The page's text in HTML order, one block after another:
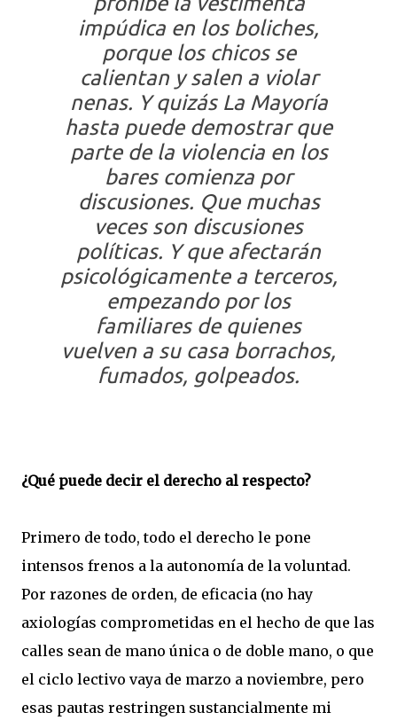
impúdica en los boliches,
porque los chicos se
calientan y salen a violar
nenas. Y quizás La Mayoría
hasta puede demostrar que
parte de la violencia en los
bares comienza por
discusiones. Que muchas
veces son discusiones
políticas. Y que afectarán
psicológicamente a terceros,
empezando por los
familiares de quienes
vuelven a su casa borrachos,
fumados, golpeados.
¿Qué puede decir el derecho al respecto?
Primero de todo, todo el derecho le pone
intensos frenos a la autonomía de la voluntad.
Por razones de orden, de eficacia (no hay
axiologías comprometidas en el hecho de que las
calles sean de mano única o de doble mano, o que
el ciclo lectivo vaya de marzo a noviembre, pero
esas pautas restringen sustancialmente mi